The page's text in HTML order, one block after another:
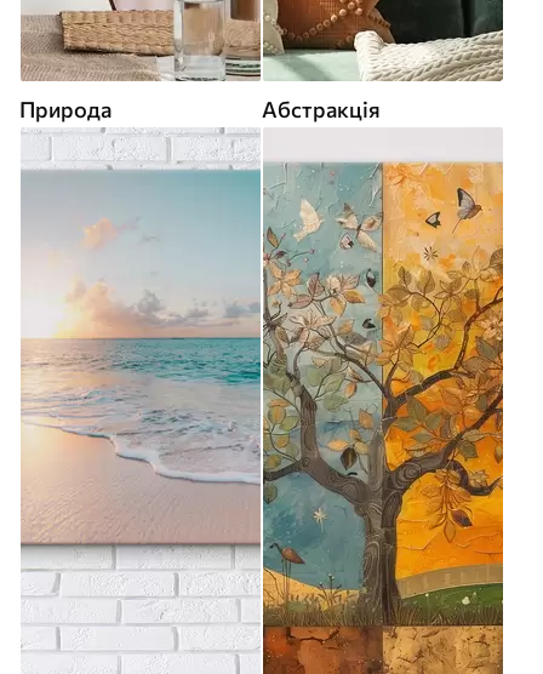
Природа Абстракція